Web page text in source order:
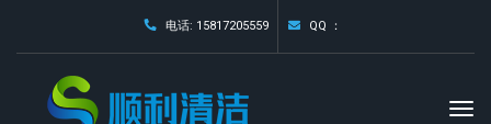
电话: 15817205559 QQ ：